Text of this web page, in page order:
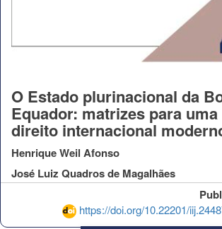
https://doi.org/10.22201/
O Estado plurinacional da
Equador: matrizes para
direito internacional
Henrique Weil Afonso
José Luiz Quadros de Magalhães